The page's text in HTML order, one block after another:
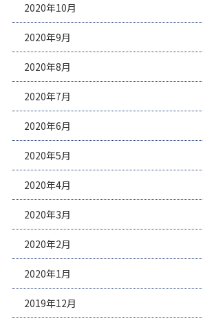
2020年10月
2020年9月
2020年8月
2020年7月
2020年6月
2020年5月
2020年4月
2020年3月
2020年2月
2020年1月
2019年12月